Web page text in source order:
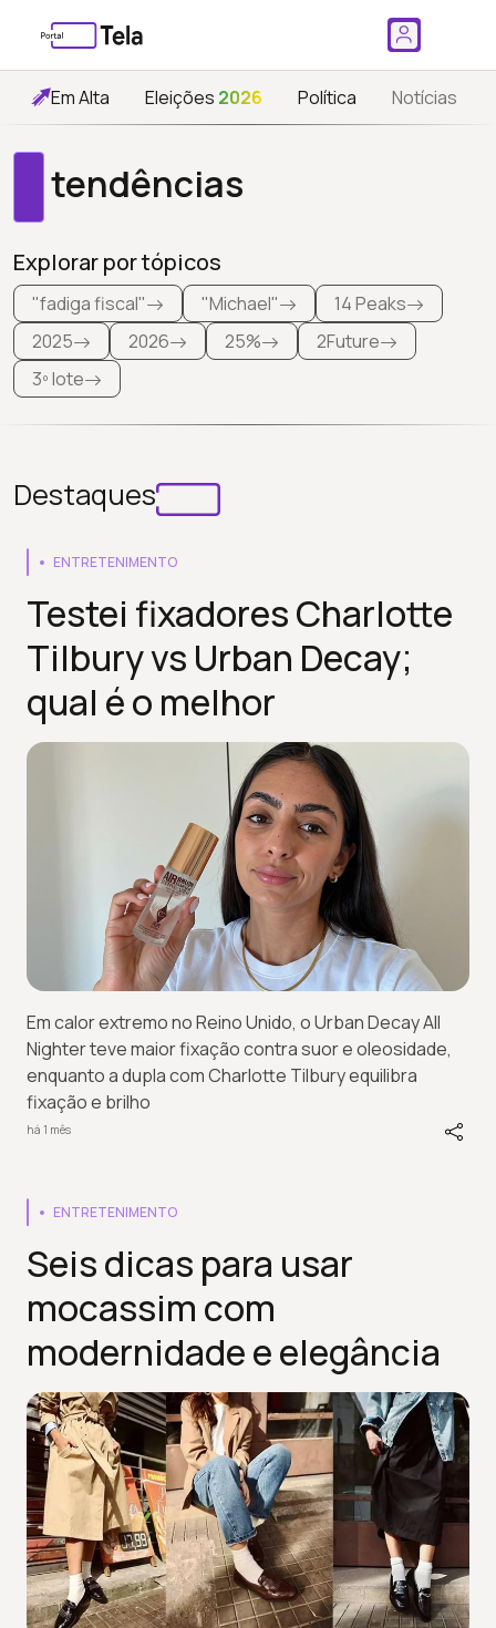
Em Alta Eleições 2026 Política Notícias
tendências
Explorar por tópicos
"fadiga fiscal" "Michael"
14 Peaks
2025
2026 25%
2Future
3º lote
Destaques
ENTRETENIMENTO
Testei fixadores Charlotte
Tilbury vs Urban Decay;
qual é o melhor
Em calor extremo no Reino Unido, o Urban Decay All
Nighter teve maior fixação contra suor e oleosidade,
enquanto a dupla com Charlotte Tilbury equilibra
fixação e brilho
há 1 mês
ENTRETENIMENTO
Seis dicas para usar
mocassim com
modernidade e elegância